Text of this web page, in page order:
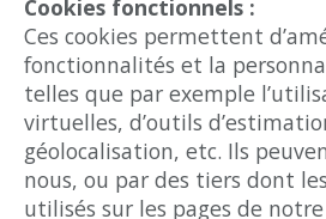
Cookies fonctionnels :
Ces cookies permettent
fonctionnalités et la
telles que par exemple
virtuelles, d’outils
géolocalisation, etc. Ils
nous, ou par des tiers dont
utilisés sur les pages de